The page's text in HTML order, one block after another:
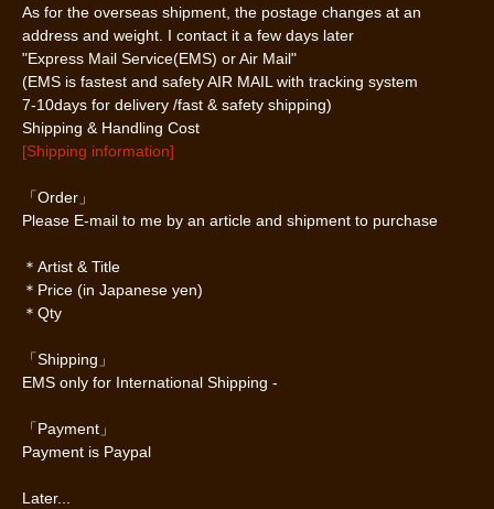
As for the overseas shipment, the postage changes at an
address and weight. I contact it a few days later
"Express Mail Service(EMS) or Air Mail"
(EMS is fastest and safety AIR MAIL with tracking system
7-10days for delivery /fast & safety shipping)
Shipping & Handling Cost
[Shipping information]
「Order」
Please E-mail to me by an article and shipment to purchase
＊Artist & Title
＊Price (in Japanese yen)
＊Qty
「Shipping」
EMS only for International Shipping -
「Payment」
Payment is Paypal
Later...